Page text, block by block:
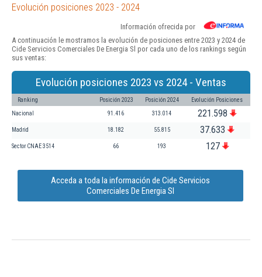
Evolución posiciones 2023 - 2024
Información ofrecida por
A continuación le mostramos la evolución de posiciones entre 2023 y 2024 de
Cide Servicios Comerciales De Energia Sl por cada uno de los rankings según
sus ventas:
Evolución posiciones 2023 vs 2024 - Ventas
Ranking Posición 2023 Posición 2024 Evolución Posiciones
Nacional 91.416 313.014 221.598
Madrid 18.182 55.815 37.633
Sector CNAE 3514 66 193 127
Acceda a toda la información de Cide Servicios
Comerciales De Energia Sl